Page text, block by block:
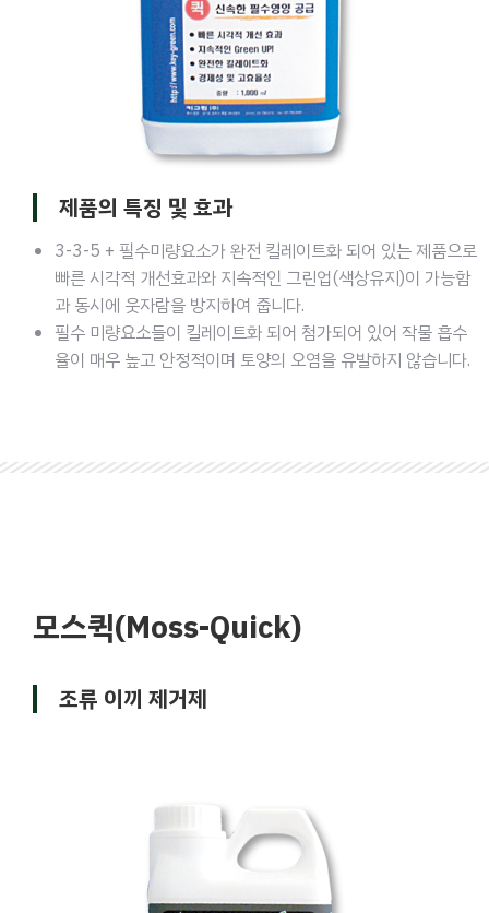
제품의 특징 및 효과
3-3-5 + 필수미량요소가 완전 킬레이트화 되어 있는 제품으로
빠른 시각적 개선효과와 지속적인 그린업(색상유지)이 가능함
과 동시에 웃자람을 방지하여 줍니다.
필수 미량요소들이 킬레이트화 되어 첨가되어 있어 작물 흡수
율이 매우 높고 안정적이며 토양의 오염을 유발하지 않습니다.
모스퀵(Moss-Quick)
조류 이끼 제거제